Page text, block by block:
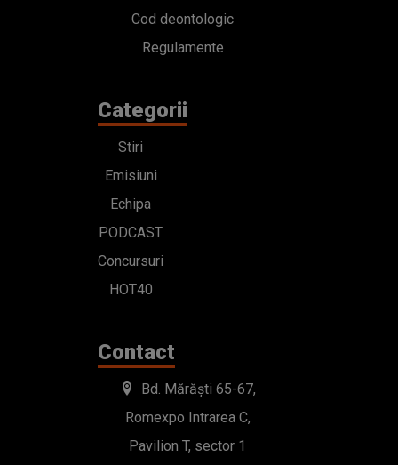
Cod deontologic
Regulamente
Categorii
Stiri
Emisiuni
Echipa
PODCAST
Concursuri
HOT40
Contact
Bd. Mărăști 65-67,
Romexpo Intrarea C,
Pavilion T, sector 1